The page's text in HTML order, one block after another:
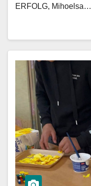
ERFOLG, Mihoelsa…